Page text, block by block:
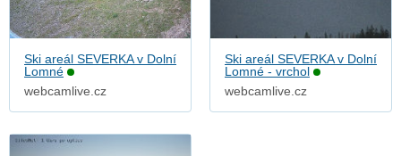
Ski areál SEVERKA v Dolní
Lomné
webcamlive.cz
Ski areál SEVERKA v Dolní
Lomné - vrchol
webcamlive.cz